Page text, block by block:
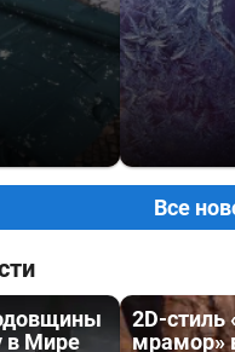
Все
в Мире
2D-стиль
мрамор»